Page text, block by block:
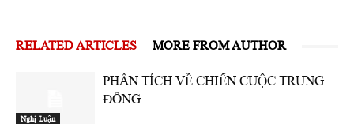
RELATED ARTICLES MORE FROM AUTHOR
Nghị Luận
PHÂN TÍCH VỀ CHIẾN CUỘC TRUNG
ĐÔNG